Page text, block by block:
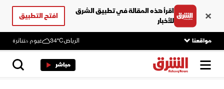
اقرأ هذه المقالة في تطبيق الشرق
للأخبار
افتح التطبيق
مواقعنا الرياض34°C غيوم متناثرة
مباشر